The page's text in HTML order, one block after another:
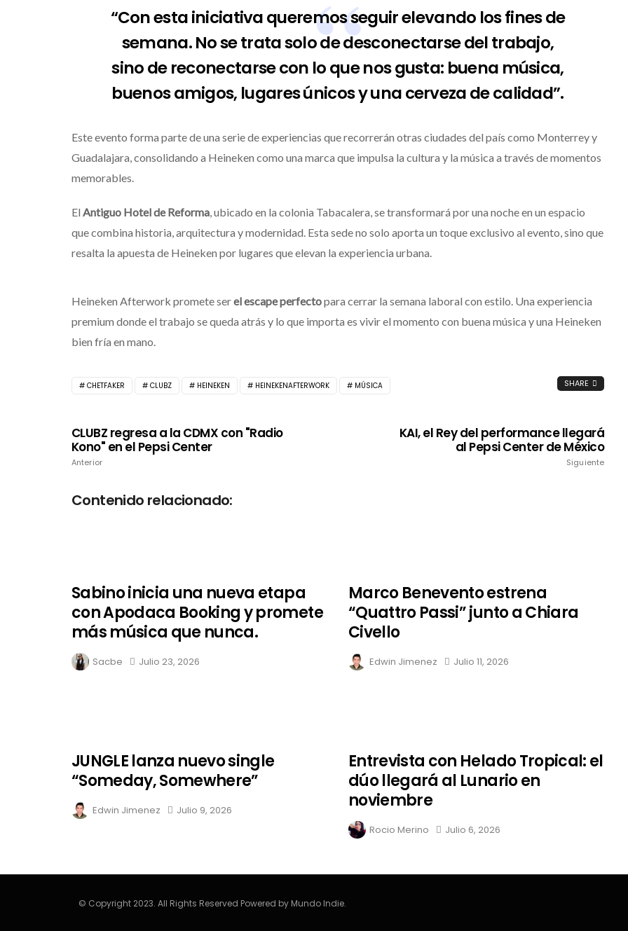
“Con esta iniciativa queremos seguir elevando los fines de
semana. No se trata solo de desconectarse del trabajo,
sino de reconectarse con lo que nos gusta: buena música,
buenos amigos, lugares únicos y una cerveza de calidad”.
Este evento forma parte de una serie de experiencias que recorrerán otras ciudades del país como Monterrey y
Guadalajara, consolidando a Heineken como una marca que impulsa la cultura y la música a través de momentos
memorables.
El Antiguo Hotel de Reforma , ubicado en la colonia Tabacalera, se transformará por una noche en un espacio
que combina historia, arquitectura y modernidad. Esta sede no solo aporta un toque exclusivo al evento, sino que
resalta la apuesta de Heineken por lugares que elevan la experiencia urbana.
Heineken Afterwork promete serel escape perfectopara cerrar la semana laboral con estilo. Una experiencia
premium donde el trabajo se queda atrás y lo que importa es vivir el momento con buena música y una Heineken
bien fría en mano.
CHETFAKER CLUBZ HEINEKEN HEINEKENAFTERWORK MÚSICA SHARE
CLUBZ regresa a la CDMX con "Radio
Kono" en el Pepsi Center
Anterior
KAI, el Rey del performance llegará
al Pepsi Center de México
Siguiente
Contenido relacionado:
Sabino inicia una nueva etapa
con Apodaca Booking y promete
más música que nunca.
Sacbe Julio 23, 2026
Marco Benevento estrena
“Quattro Passi” junto a Chiara
Civello
Edwin Jimenez Julio 11, 2026
JUNGLE lanza nuevo single
“Someday, Somewhere”
Edwin Jimenez Julio 9, 2026
Entrevista con Helado Tropical: el
dúo llegará al Lunario en
noviembre
Rocio Merino Julio 6, 2026
© Copyright 2023. All Rights Reserved Powered by Mundo Indie.